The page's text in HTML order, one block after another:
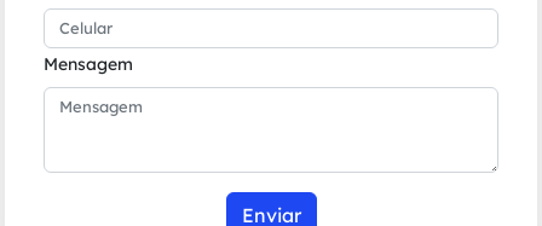
Mensagem
Enviar